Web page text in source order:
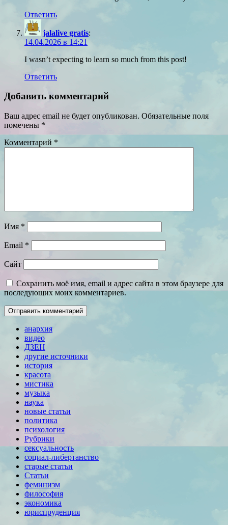
Ответить
jalalive gratis:
14.04.2026 в 14:21
I wasn’t expecting to learn so much from this post!
Ответить
Добавить комментарий
Ваш адрес email не будет опубликован. Обязательные поля
помечены *
Комментарий *
Имя *
Email *
Сайт
Сохранить моё имя, email и адрес сайта в этом браузере для
последующих моих комментариев.
анархия
видео
ДЗЕН
другие источники
история
красота
мистика
музыка
наука
новые статьи
политика
психология
Рубрики
сексуальность
социал-либертанство
старые статьи
Статьи
феминизм
философия
экономика
юриспруденция